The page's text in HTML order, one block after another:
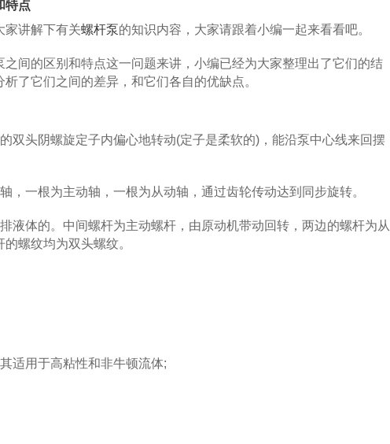
特点
家讲解下有关螺杆泵的知识内容，大家请跟着小编一起来看看吧。
之间的区别和特点这一问题来讲，小编已经为大家整理出了它们的结
了它们之间的差异，和它们各自的优缺点。
头阴螺旋定子内偏心地转动(定子是柔软的)，能沿泵中心线来回摆
一根为主动轴，一根为从动轴，通过齿轮传动达到同步旋转。
体的。中间螺杆为主动螺杆，由原动机带动回转，两边的螺杆为
螺纹均为双头螺纹。
用于高粘性和非牛顿流体;